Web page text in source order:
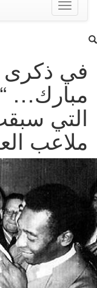
Toggle
navigation
ذكرى